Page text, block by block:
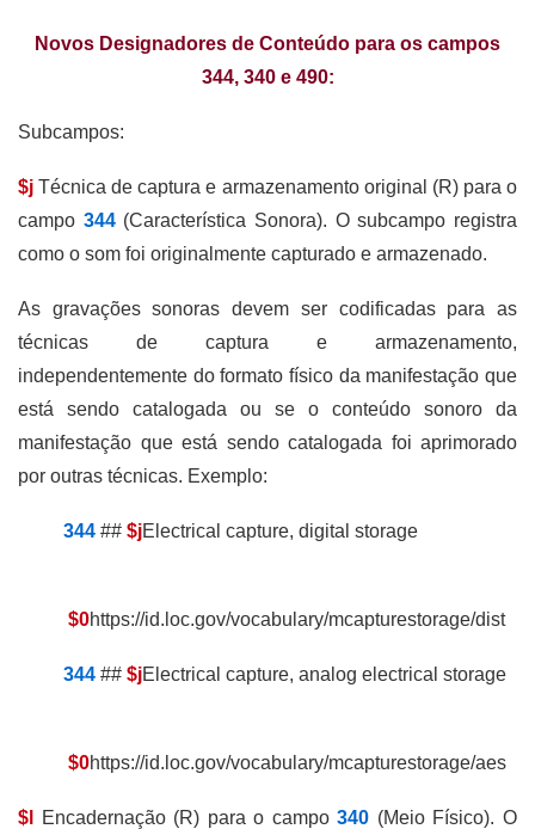
Novos Designadores de Conteúdo para os campos
344, 340 e 490:
Subcampos:
$j Técnica de captura e armazenamento original (R) para o
campo 344(Característica Sonora). O subcampo registra
como o som foi originalmente capturado e armazenado.
As gravações sonoras devem ser codificadas para as
técnicas de captura e armazenamento,
independentemente do formato físico da manifestação que
está sendo catalogada ou se o conteúdo sonoro da
manifestação que está sendo catalogada foi aprimorado
por outras técnicas. Exemplo:
344## $jElectrical capture, digital storage
$0https://id.loc.gov/vocabulary/mcapturestorage/dist
344## $jElectrical capture, analog electrical storage
$0https://id.loc.gov/vocabulary/mcapturestorage/aes
$l Encadernação (R) para o campo340 (Meio Físico). O